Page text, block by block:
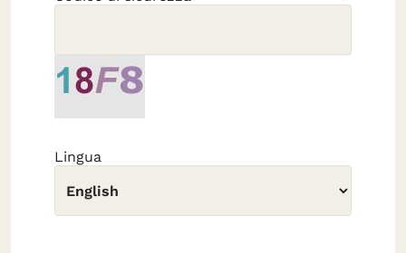
Lingua